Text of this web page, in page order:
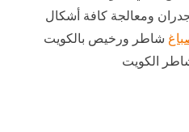
ومعالجة كافة أشكال
شاطر ورخيص بالكويت
الكويت